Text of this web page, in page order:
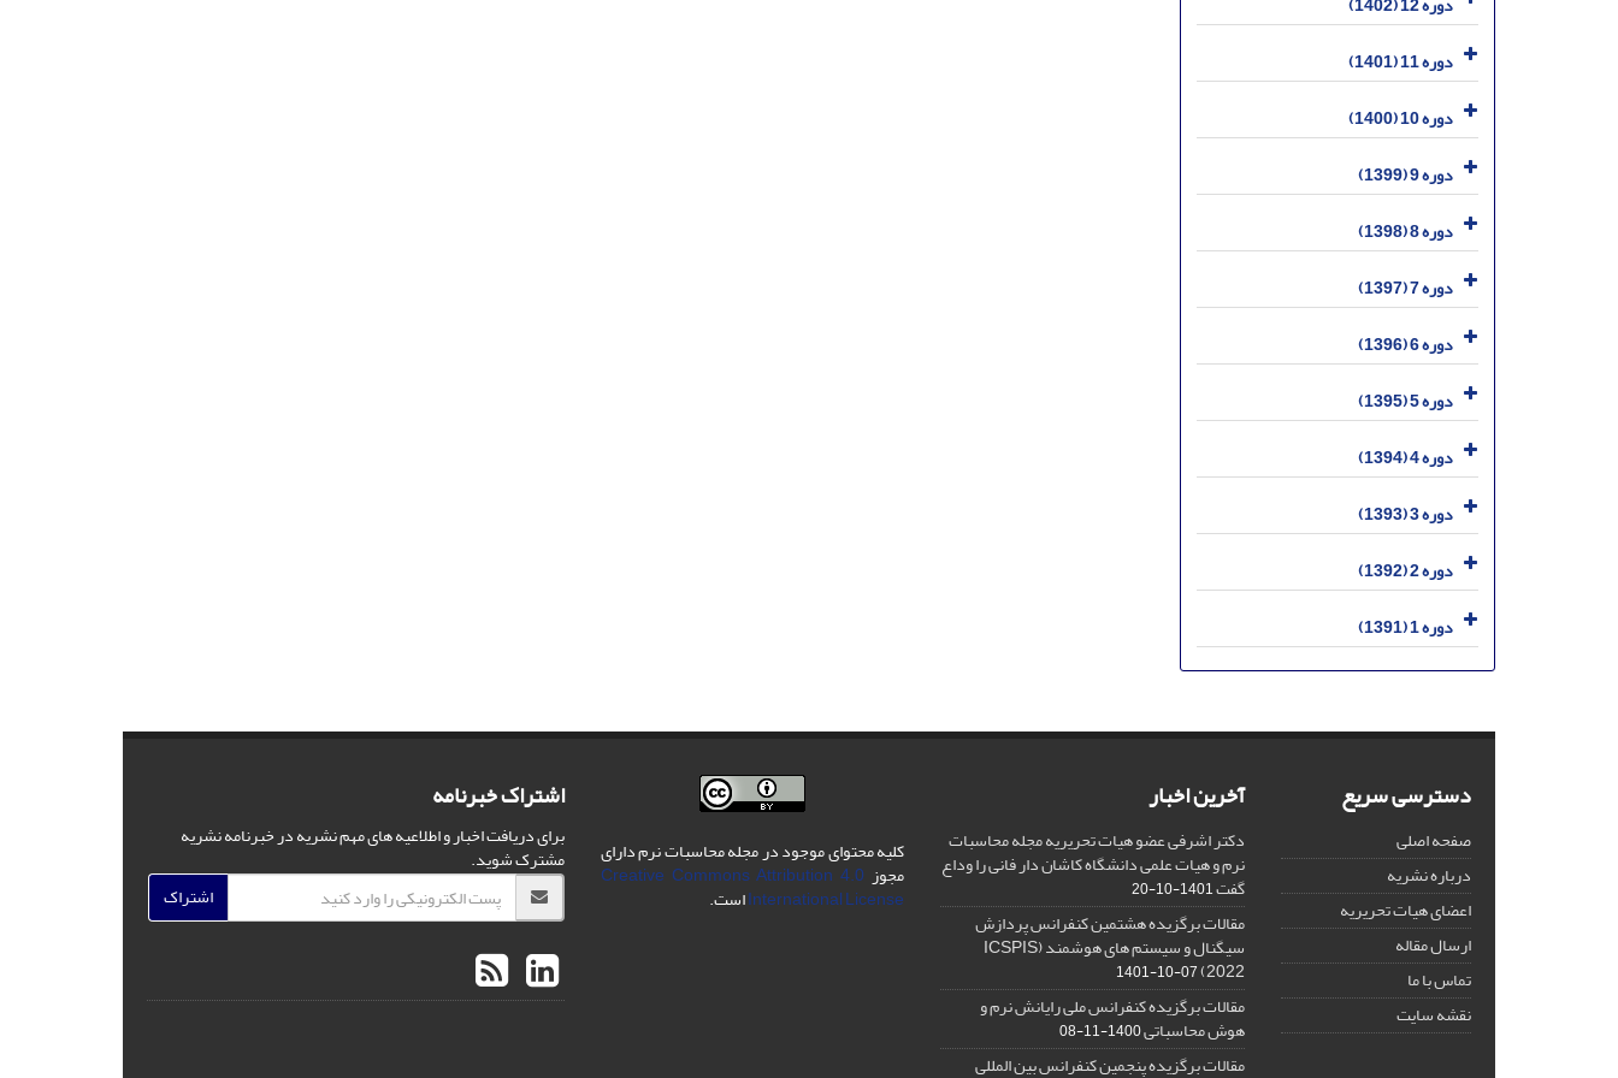
دوره 11 (1401)
دوره 10 (1400)
دوره 9 (1399)
دوره 8 (1398)
دوره 7 (1397)
دوره 6 (1396)
دوره 5 (1395)
دوره 4 (1394)
دوره 3 (1393)
دوره 2 (1392)
دوره 1 (1391)
دسترسی سریع
صفحه اصلی
درباره نشریه
اعضای هیات تحریریه
ارسال مقاله
تماس با ما
نقشه سایت
آخرین اخبار
دکتر اشرفی عضو هیات تحریریه مجله محاسبات
نرم و هیات علمی دانشگاه کاشان دار فانی را وداع
گفت1401-10-20
مقالات برگزیده هشتمین کنفرانس پردازش
سیگنال و سیستم های هوشمند (ICSPIS
2022)
1401-10-07
مقالات برگزیده کنفرانس ملی رایانش نرم و
هوش محاسباتی1400-11-08
مقالات برگزیده پنجمین کنفرانس بین المللی
کلیه محتوای موجود در مجله محاسبات نرم دارای
مجوز Creative Commons Attribution 4.0
International Licenseاست.
اشتراک خبرنامه
برای دریافت اخبار و اطلاعیه های مهم نشریه در خبرنامه نشریه
مشترک شوید.
اشتراک